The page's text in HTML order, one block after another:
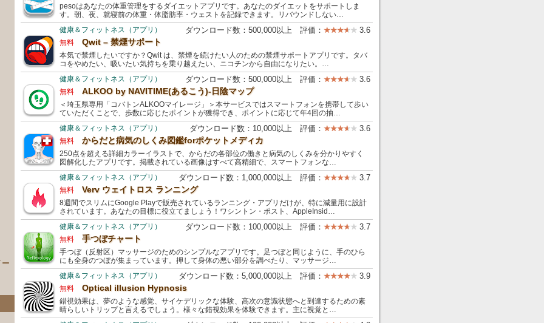
pesoはあなたの体重管理をするダイエットアプリです。あなたのダイエットをサポートしま
す。朝、夜、就寝前の体重・体脂肪率・ウェストを記録できます。リバウンドしない…
健康＆フィットネス（アプリ）
ダウンロード数：500,000以上 評価： 3.6
無料 Qwit – 禁煙サポート
本気で禁煙したいですか？Qwit は、禁煙を続けたい人のための禁煙サポートアプリです。タバ
コをやめたい、吸いたい気持ちを乗り越えたい、ニコチンから自由になりたい。…
健康＆フィットネス（アプリ）
ダウンロード数：500,000以上 評価： 3.6
無料 ALKOO by NAVITIME(あるこう)-日陰マップ
＜埼玉県専用「コバトンALKOOマイレージ」＞本サービスではスマートフォンを携帯して歩い
ていただくことで、歩数に応じたポイントが獲得でき、ポイントに応じて年4回の抽…
健康＆フィットネス（アプリ）
ダウンロード数：10,000以上 評価： 3.6
無料 からだと病気のしくみ図鑑forポケットメディカ
250点を超える詳細カラーイラストで、からだの各部位の働きと病気のしくみを分かりやすく
図解化したアプリです。掲載されている画像はすべて高精細で、スマートフォンな…
健康＆フィットネス（アプリ）
ダウンロード数：1,000,000以上 評価： 3.7
無料 Verv ウェイトロス ランニング
8週間でスリムにGoogle Playで販売されているランニング・アプリだけが、特に減量用に設計
されています。あなたの目標に役立てましょう！ワシントン・ポスト、AppleInsid…
健康＆フィットネス（アプリ）
ダウンロード数：100,000以上 評価： 3.7
無料 手つぼチャート
手つぼ（反射区）マッサージのためのシンプルなアプリです。足つぼと同じように、手のひら
にも全身のつぼが集まっています。押して身体の悪い部分を調べたり、マッサージ…
健康＆フィットネス（アプリ）
ダウンロード数：5,000,000以上 評価： 3.9
無料 Optical illusion Hypnosis
錯視効果は、夢のような感覚、サイケデリックな体験、高次の意識状態へと到達するための素
晴らしいトリップと言えるでしょう。様々な錯視効果を体験できます。主に視覚と…